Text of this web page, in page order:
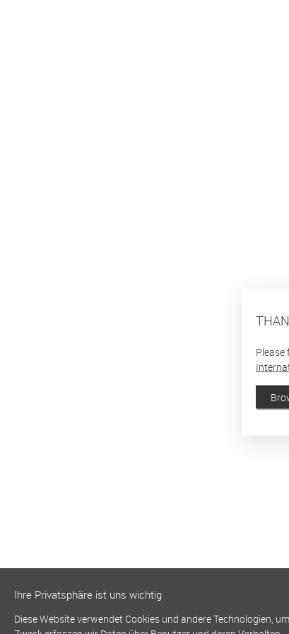
Please
Ihre Privatsphäre ist uns wichtig
Diese Website verwendet Cookies und andere Technologien,